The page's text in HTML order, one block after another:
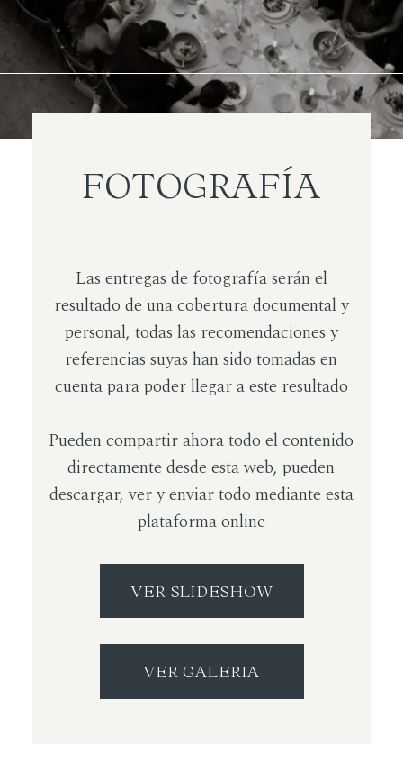
FOTOGRAFÍA
Las entregas de fotografía serán el
resultado de una cobertura documental y
personal, todas las recomendaciones y
referencias suyas han sido tomadas en
cuenta para poder llegar a este resultado
Pueden compartir ahora todo el contenido
directamente desde esta web, pueden
descargar, ver y enviar todo mediante esta
plataforma online
VER SLIDESHOW
VER GALERIA